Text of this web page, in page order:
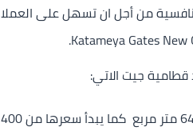
من أجل ان تسهل على
جيت الاتي: